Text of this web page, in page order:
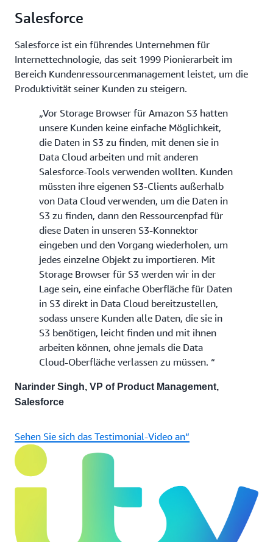
Salesforce
Salesforce ist ein führendes Unternehmen für
Internettechnologie, das seit 1999 Pionierarbeit im
Bereich Kundenressourcenmanagement leistet, um die
Produktivität seiner Kunden zu steigern.
„Vor Storage Browser für Amazon S3 hatten
unsere Kunden keine einfache Möglichkeit,
die Daten in S3 zu finden, mit denen sie in
Data Cloud arbeiten und mit anderen
Salesforce-Tools verwenden wollten. Kunden
müssten ihre eigenen S3-Clients außerhalb
von Data Cloud verwenden, um die Daten in
S3 zu finden, dann den Ressourcenpfad für
diese Daten in unseren S3-Konnektor
eingeben und den Vorgang wiederholen, um
jedes einzelne Objekt zu importieren. Mit
Storage Browser für S3 werden wir in der
Lage sein, eine einfache Oberfläche für Daten
in S3 direkt in Data Cloud bereitzustellen,
sodass unsere Kunden alle Daten, die sie in
S3 benötigen, leicht finden und mit ihnen
arbeiten können, ohne jemals die Data
Cloud-Oberfläche verlassen zu müssen. “
Narinder Singh, VP of Product Management,
Salesforce
Sehen Sie sich das Testimonial-Video an“